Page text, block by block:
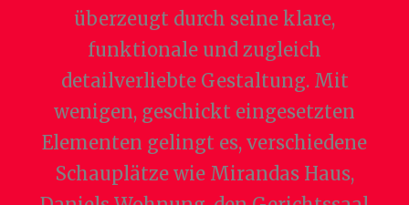
überzeugt durch seine klare,
funktionale und zugleich
detailverliebte Gestaltung. Mit
wenigen, geschickt eingesetzten
Elementen gelingt es, verschiedene
Schauplätze wie Mirandas Haus,